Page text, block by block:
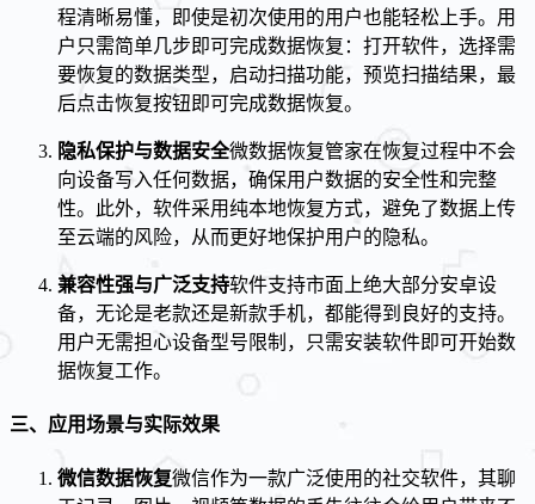
程清晰易懂，即使是初次使用的用户也能轻松上手。用
户只需简单几步即可完成数据恢复：打开软件，选择需
要恢复的数据类型，启动扫描功能，预览扫描结果，最
后点击恢复按钮即可完成数据恢复。
隐私保护与数据安全微数据恢复管家在恢复过程中不会
向设备写入任何数据，确保用户数据的安全性和完整
性。此外，软件采用纯本地恢复方式，避免了数据上传
至云端的风险，从而更好地保护用户的隐私。
兼容性强与广泛支持软件支持市面上绝大部分安卓设
备，无论是老款还是新款手机，都能得到良好的支持。
用户无需担心设备型号限制，只需安装软件即可开始数
据恢复工作。
三、应用场景与实际效果
微信数据恢复微信作为一款广泛使用的社交软件，其聊